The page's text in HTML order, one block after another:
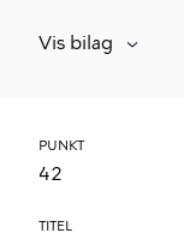
Vis bilag
PUNKT
42
TITEL